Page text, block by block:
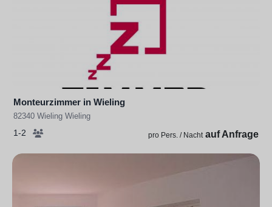
Monteurzimmer in Wieling
82340 Wieling Wieling
1-2 pro Pers. / Nacht auf Anfrage